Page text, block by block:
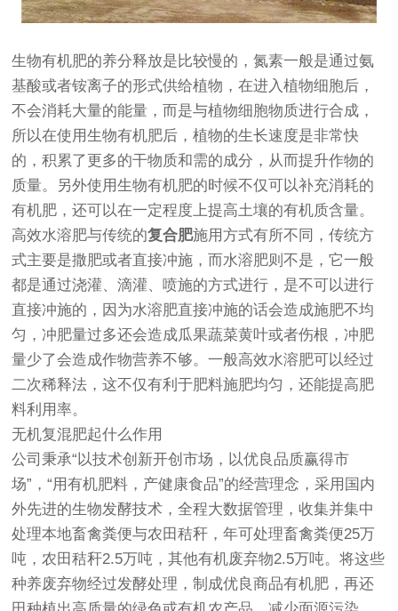
生物有机肥的养分释放是比较慢的，氮素一般是通过氨
基酸或者铵离子的形式供给植物，在进入植物细胞后，
不会消耗大量的能量，而是与植物细胞物质进行合成，
所以在使用生物有机肥后，植物的生长速度是非常快
的，积累了更多的干物质和需的成分，从而提升作物的
质量。另外使用生物有机肥的时候不仅可以补充消耗的
有机肥，还可以在一定程度上提高土壤的有机质含量。
高效水溶肥与传统的复合肥施用方式有所不同，传统方
式主要是撒肥或者直接冲施，而水溶肥则不是，它一般
都是通过浇灌、滴灌、喷施的方式进行，是不可以进行
直接冲施的，因为水溶肥直接冲施的话会造成施肥不均
匀，冲肥量过多还会造成瓜果蔬菜黄叶或者伤根，冲肥
量少了会造成作物营养不够。一般高效水溶肥可以经过
二次稀释法，这不仅有利于肥料施肥均匀，还能提高肥
料利用率。
无机复混肥起什么作用
公司秉承“以技术创新开创市场，以优良品质赢得市
场”，“用有机肥料，产健康食品”的经营理念，采用国内
外先进的生物发酵技术，全程大数据管理，收集并集中
处理本地畜禽粪便与农田秸秆，年可处理畜禽粪便25万
吨，农田秸秆2.5万吨，其他有机废弃物2.5万吨。将这些
种养废弃物经过发酵处理，制成优良商品有机肥，再还